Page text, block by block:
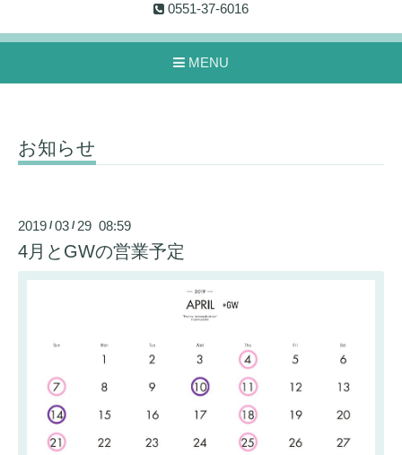
0551-37-6016
MENU
お知らせ
2019 /03 / 29 08:59
4月とGWの営業予定